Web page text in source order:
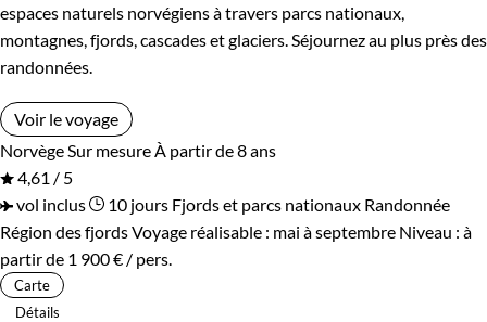
espaces naturels norvégiens à travers parcs nationaux,
montagnes, fjords, cascades et glaciers. Séjournez au plus près des
randonnées.
Voir le voyage
Norvège Sur mesure À partir de 8 ans
4,61 / 5
vol inclus
10 jours Fjords et parcs nationaux Randonnée
Région des fjordsVoyage réalisable : mai à septembre Niveau : à
partir de 1 900 € / pers.
Carte
Détails